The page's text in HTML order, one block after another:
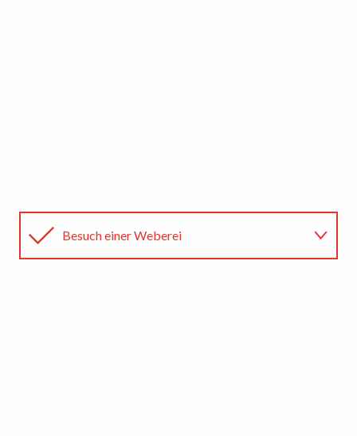
Besuch einer Weberei